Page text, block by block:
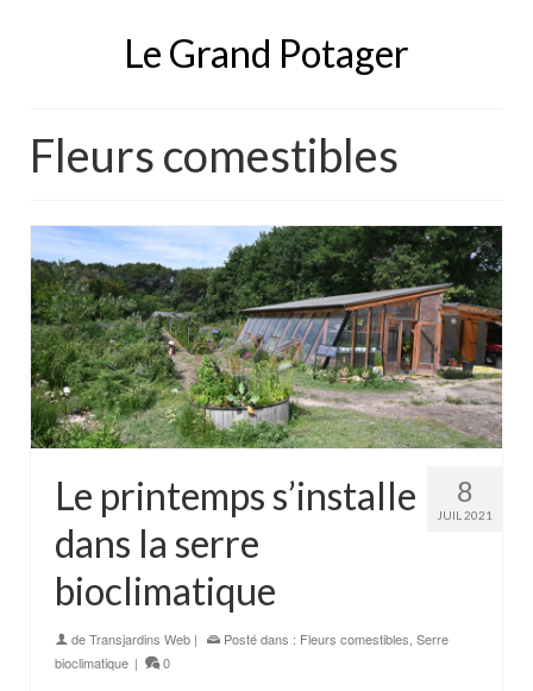
Le Grand Potager
Fleurs comestibles
8
JUIL 2021
Le printemps s’installe
dans la serre
bioclimatique
deTransjardins Web | Posté dans : Fleurs comestibles, Serre
bioclimatique | 0